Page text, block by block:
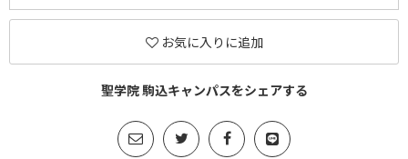
お気に入りに追加
聖学院 駒込キャンパスをシェアする